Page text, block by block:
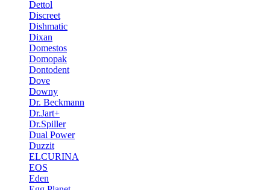
Dettol
Discreet
Dishmatic
Dixan
Domestos
Domopak
Dontodent
Dove
Downy
Dr. Beckmann
Dr.Jart+
Dr.Spiller
Dual Power
Duzzit
ELCURINA
EOS
Eden